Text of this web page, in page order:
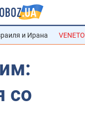
и Ирана VENETO
со